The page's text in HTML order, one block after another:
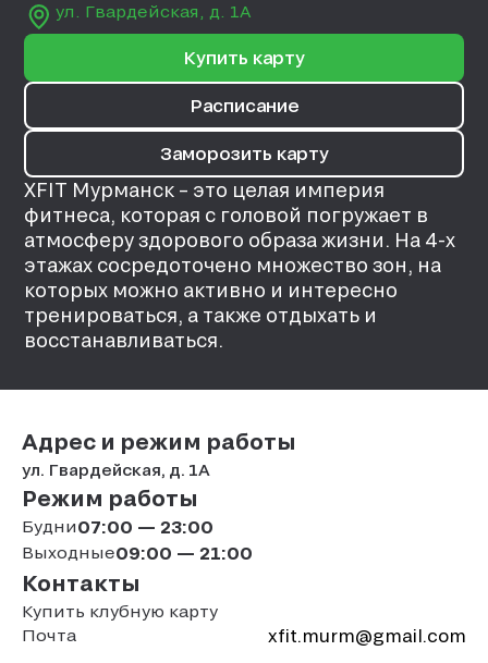
ул. Гвардейская, д. 1A
Купить карту
Расписание
Заморозить карту
XFIT Мурманск – это целая империя
фитнеса, которая с головой погружает в
атмосферу здорового образа жизни. На 4-х
этажах сосредоточено множество зон, на
которых можно активно и интересно
тренироваться, а также отдыхать и
восстанавливаться.
Адрес и режим работы
ул. Гвардейская, д. 1A
Режим работы
Будни07:00 — 23:00
Выходные09:00 — 21:00
Контакты
Купить клубную карту
Почта
xfit.murm@gmail.com